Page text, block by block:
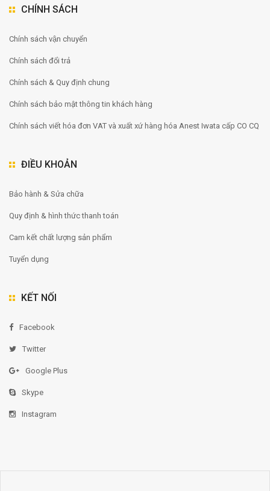
CHÍNH SÁCH
Chính sách vận chuyển
Chính sách đổi trả
Chính sách & Quy định chung
Chính sách bảo mật thông tin khách hàng
Chính sách viết hóa đơn VAT và xuất xứ hàng hóa Anest Iwata cấp CO CQ
ĐIỀU KHOẢN
Bảo hành & Sửa chữa
Quy định & hình thức thanh toán
Cam kết chất lượng sản phẩm
Tuyển dụng
KẾT NỐI
Facebook
Twitter
Google Plus
Skype
Instagram